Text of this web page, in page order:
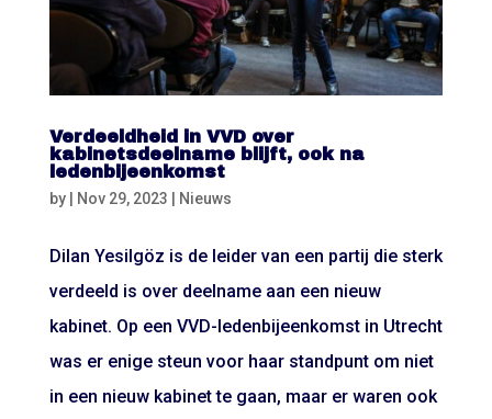
Verdeeldheid in VVD over
kabinetsdeelname blijft, ook na
ledenbijeenkomst
by Nov 29, 2023 Nieuws
Dilan Yesilgöz is de leider van een partij die sterk
verdeeld is over deelname aan een nieuw
kabinet. Op een VVD-ledenbijeenkomst in Utrecht
was er enige steun voor haar standpunt om niet
in een nieuw kabinet te gaan, maar er waren ook